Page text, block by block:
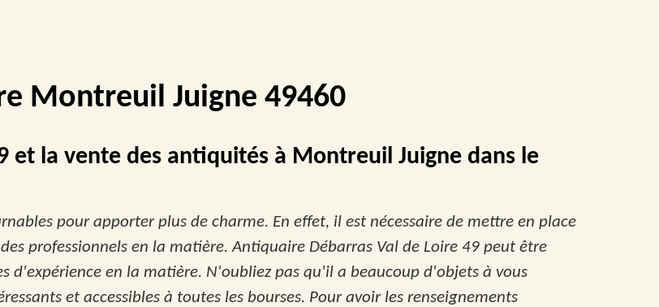
Montreuil Juigne 49460
et la vente des antiquités à Montreuil Juigne dans le
pour apporter plus de charme. En effet, il est nécessaire de mettre en place
professionnels en la matière. Antiquaire Débarras Val de Loire 49 peut être
d'expérience en la matière. N'oubliez pas qu'il a beaucoup d'objets à vous
et accessibles à toutes les bourses. Pour avoir les renseignements